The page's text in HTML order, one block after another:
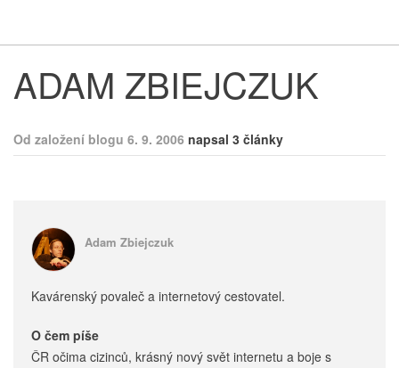
ADAM ZBIEJCZUK
Od založení blogu 6. 9. 2006 napsal 3 články
Adam Zbiejczuk
Kavárenský povaleč a internetový cestovatel.
O čem píše
ČR očima cizinců, krásný nový svět internetu a boje s